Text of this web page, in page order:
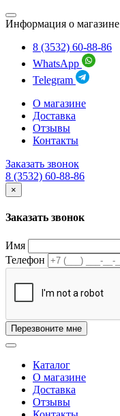
Информация о магазине
8 (3532) 60-88-86
WhatsApp
Telegram
О магазине
Доставка
Отзывы
Контакты
Заказать звонок
8 (3532) 60-88-86
×
Заказать звонок
Имя
Телефон
Перезвоните мне
Каталог
О магазине
Доставка
Отзывы